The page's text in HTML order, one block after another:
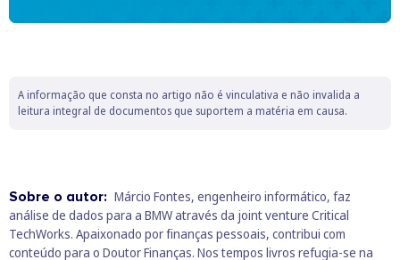
A informação que consta no artigo não é vinculativa e não invalida a
leitura integral de documentos que suportem a matéria em causa.
Sobre o autor: Márcio Fontes, engenheiro informático, faz
análise de dados para a BMW através da joint venture Critical
TechWorks. Apaixonado por finanças pessoais, contribui com
conteúdo para o Doutor Finanças. Nos tempos livros refugia-se na